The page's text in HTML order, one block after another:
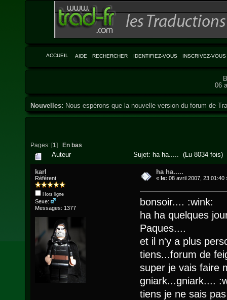
ACCUEIL AIDE RECHERCHER IDENTIFIEZ-VOUS INSCRIVEZ-VOUS
06
Nouvelles: Nous espérons que la nouvelle version du forum de
Pages: [1] En bas
Auteur Sujet: ha ha..... (Lu 8034 fois)
karl
Référent
Hors ligne
Sexe:
Messages: 1377
ha ha.....
«le: 08 avril 2007, 23:01:40
bonsoir.... :wink:
ha ha quelques
Paques....
et il n'y a plus
tiens...forum de
super je vais faire
gniark...gniark....
tiens je ne sais